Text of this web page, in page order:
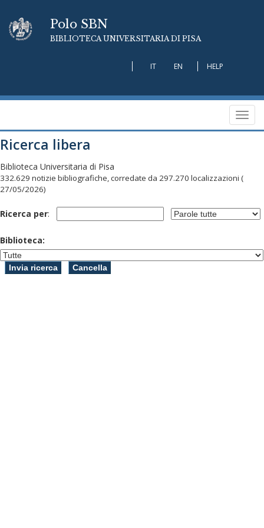
Polo SBN
BIBLIOTECA UNIVERSITARIA DI PISA
IT EN HELP
Ricerca libera
Biblioteca Universitaria di Pisa
332.629 notizie bibliografiche, corredate da 297.270 localizzazioni (
27/05/2026)
Ricerca per:
Biblioteca: